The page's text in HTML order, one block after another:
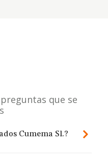
que se
Cumema Sl.?